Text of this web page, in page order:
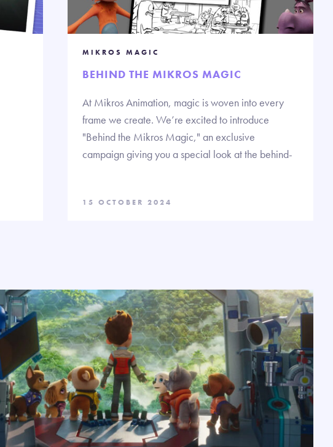
MIKROS MAGIC
BEHIND THE MIKROS MAGIC
At Mikros Animation, magic is woven into every
frame we create. We’re excited to introduce
"Behind the Mikros Magic," an exclusive
campaign giving you a special look at the behind-
15 OCTOBER 2024